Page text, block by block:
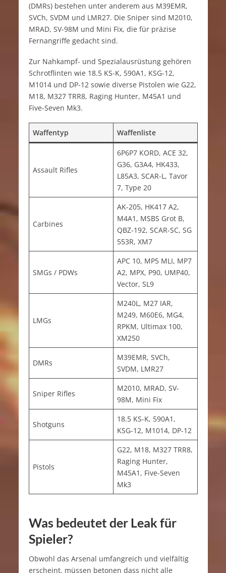
(DMRs) bestehen unter anderem aus M39EMR,
SVCh, SVDM und LMR27. Die Sniper sind M2010,
MRAD, SV-98M und Mini Fix, die für präzise
Fernangriffe gedacht sind.
Zur Nahkampf- und Spezialausrüstung gehören
Schrotflinten wie 18.5 KS-K, 590A1, KSG-12,
M1014 und DP-12 sowie diverse Pistolen wie G22,
M18, M327 TRR8, Raging Hunter, M45A1 und
Five-Seven Mk3.
Waffentyp Waffenliste
Assault Rifles
6P6P7 KORD, ACE 32,
G36, G3A4, HK433,
L85A3, SCAR-L, Tavor
7, Type 20
Carbines
AK-205, HK417 A2,
M4A1, MSBS Grot B,
QBZ-192, SCAR-SC, SG
553R, XM7
SMGs / PDWs
APC 10, MP5 MLI, MP7
A2, MPX, P90, UMP40,
Vector, SL9
LMGs
M240L, M27 IAR,
M249, M60E6, MG4,
RPKM, Ultimax 100,
XM250
DMRs
M39EMR, SVCh,
SVDM, LMR27
Sniper Rifles
M2010, MRAD, SV-
98M, Mini Fix
Shotguns
18.5 KS-K, 590A1,
KSG-12, M1014, DP-12
Pistols
G22, M18, M327 TRR8,
Raging Hunter,
M45A1, Five-Seven
Mk3
Was bedeutet der Leak für
Spieler?
Obwohl das Arsenal umfangreich und vielfältig
erscheint, müssen betonen dass nicht alle